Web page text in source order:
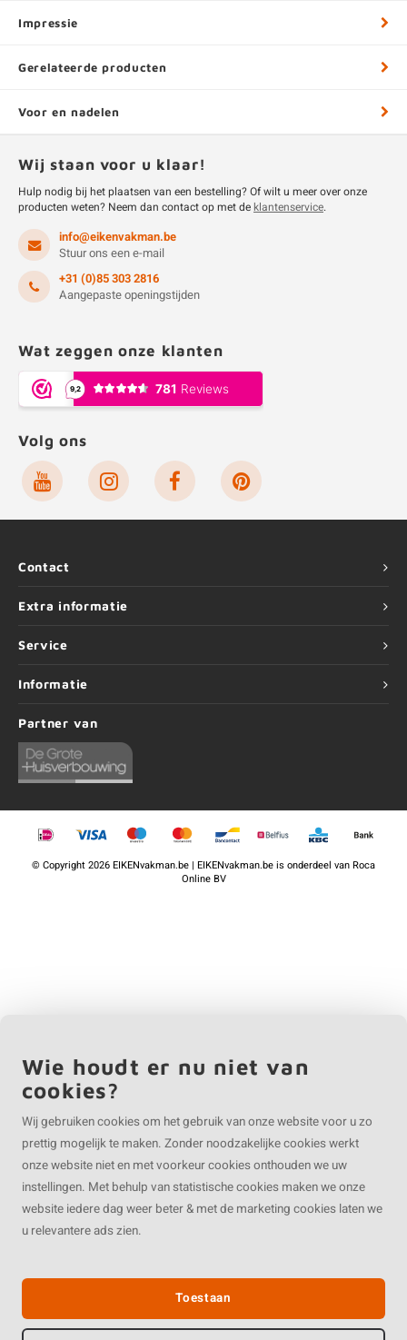
Impressie
Gerelateerde producten
Voor en nadelen
Wij staan voor u klaar!
Hulp nodig bij het plaatsen van een bestelling? Of wilt u meer over onze
producten weten? Neem dan contact op met deklantenservice.
info@eikenvakman.be
Stuur ons een e-mail
+31 (0)85 303 2816
Aangepaste openingstijden
Wat zeggen onze klanten
Volg ons
Contact
Extra informatie
Service
Informatie
Partner van
©Copyright2026 EIKENvakman.be | EIKENvakman.be is onderdeel vanRoca
Online BV
Wie houdt er nu niet van
cookies?
Wij gebruiken cookies om het gebruik van onze website voor u zo
prettig mogelijk te maken. Zonder noodzakelijke cookies werkt
onze website niet en met voorkeur cookies onthouden we uw
instellingen. Met behulp van statistische cookies maken we onze
website iedere dag weer beter & met de marketing cookies laten we
u relevantere ads zien.
Toestaan